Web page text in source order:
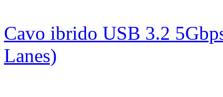
Cavo ibrido USB 3.2
Lanes)